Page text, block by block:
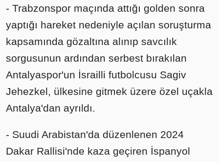
- Trabzonspor maçında attığı golden sonra
yaptığı hareket nedeniyle açılan soruşturma
kapsamında gözaltına alınıp savcılık
sorgusunun ardından serbest bırakılan
Antalyaspor'un İsrailli futbolcusu Sagiv
Jehezkel, ülkesine gitmek üzere özel uçakla
Antalya'dan ayrıldı.
- Suudi Arabistan'da düzenlenen 2024
Dakar Rallisi'nde kaza geçiren İspanyol